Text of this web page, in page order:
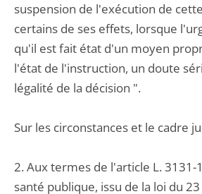
suspension de l'exécution de
certains de ses effets, lorsque
qu'il est fait état d'un moyen
l'état de l'instruction, un doute
légalité de la décision ".
Sur les circonstances et le cadre
2. Aux termes de l'article L. 3131-
santé publique, issu de la loi du